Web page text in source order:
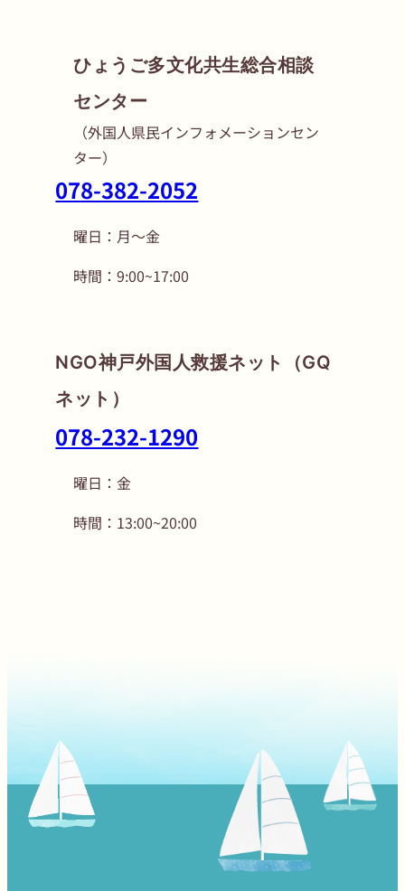
ひょうご多文化共生総合相談
センター
（外国人県民インフォメーションセン
ター）
078-382-2052
曜日：月〜金
時間：9:00~17:00
NGO神戸外国人救援ネット（GQ
ネット）
078-232-1290
曜日：金
時間：13:00~20:00